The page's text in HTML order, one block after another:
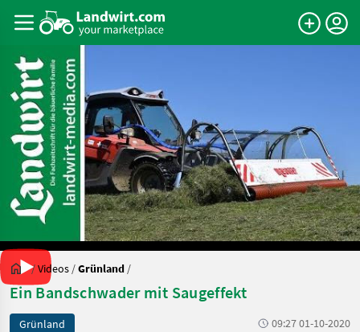
/Videos /Grünland /
Ein Bandschwader mit Saugeffekt
Grünland 09:27 01-10-2020